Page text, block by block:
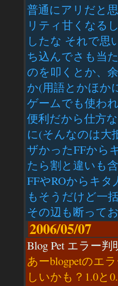
普通にアリだと
リティ甘くなる
したな それで思
ち込んでさも当
のを叩くとか、
か(用語とかほか
ゲームでも使わ
便利だから仕方
に(そんなのは大
ザかったFFから
たら割と違いも
FFやROからキ
もそうだけど一
その辺も断って
2006/05/07
Blog Pet エラー判
あーblogpetのエ
しいかも？1.0と